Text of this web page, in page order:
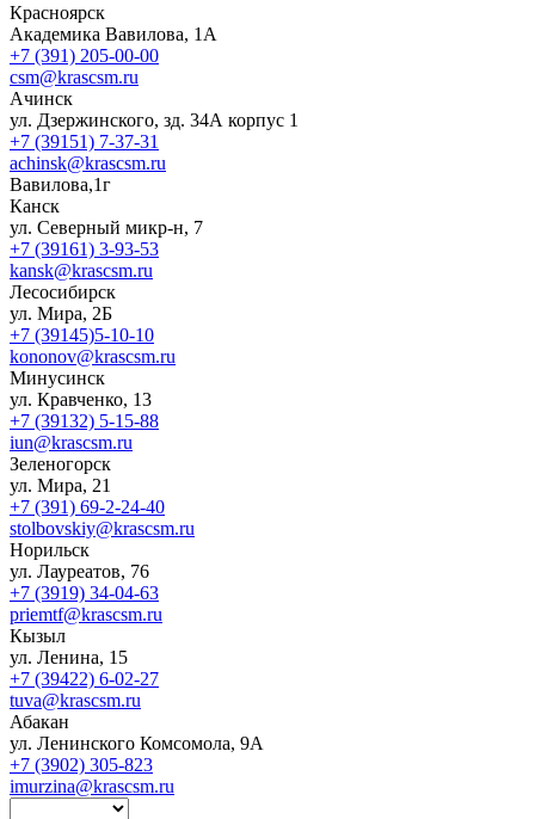
Красноярск
Академика Вавилова, 1А
+7 (391) 205-00-00
csm@krascsm.ru
Ачинск
ул. Дзержинского, зд. 34А корпус 1
+7 (39151) 7-37-31
achinsk@krascsm.ru
Вавилова,1г
Канск
ул. Северный микр-н, 7
+7 (39161) 3-93-53
kansk@krascsm.ru
Лесосибирск
ул. Мира, 2Б
+7 (39145)5-10-10
kononov@krascsm.ru
Минусинск
ул. Кравченко, 13
+7 (39132) 5-15-88
iun@krascsm.ru
Зеленогорск
ул. Мира, 21
+7 (391) 69-2-24-40
stolbovskiy@krascsm.ru
Норильск
ул. Лауреатов, 76
+7 (3919) 34-04-63
priemtf@krascsm.ru
Кызыл
ул. Ленина, 15
+7 (39422) 6-02-27
tuva@krascsm.ru
Абакан
ул. Ленинского Комсомола, 9А
+7 (3902) 305-823
imurzina@krascsm.ru